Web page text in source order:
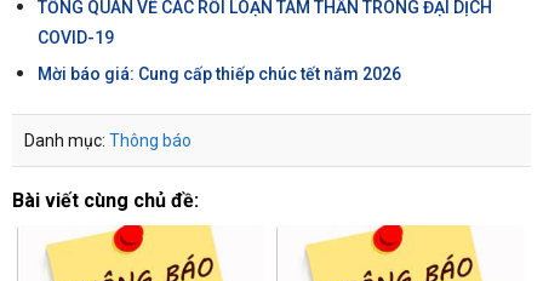
TỔNG QUAN VỀ CÁC RỐI LOẠN TÂM THẦN TRONG ĐẠI DỊCH
COVID-19
Mời báo giá: Cung cấp thiếp chúc tết năm 2026
Danh mục: Thông báo
Bài viết cùng chủ đề: